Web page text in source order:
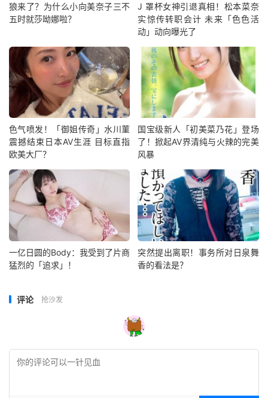
狼来了？为什么小向美奈子三不
五时就莎呦娜啦？
J 罩杯女神引退真相！松本菜奈
实惊传转职会计 未来「色色活
动」动向曝光了
色气喷发！「御姐传奇」水川菫
震撼结束日本AV生涯 目标直指
欧美大厂？
国宝级新人「初美菜乃花」登场
了！掀起AV界清纯与火辣的完美
风暴
一亿日圆的Body：我受到了片商
猛烈的「追求」！
突然提出离职！事务所对日泉舞
香的看法是？
评论 抢沙发